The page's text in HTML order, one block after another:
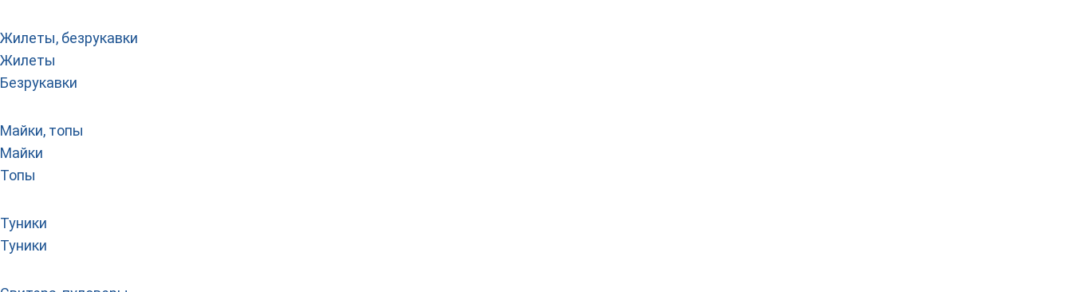
Жилеты, безрукавки
Жилеты
Безрукавки
Майки, топы
Майки
Топы
Туники
Туники